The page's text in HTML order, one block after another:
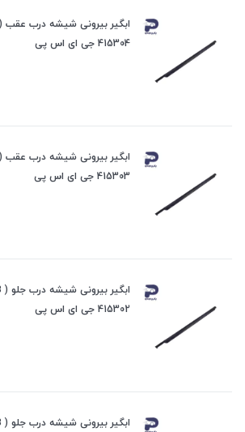
415304 جی ای اس پی
415303 جی ای اس پی
415302 جی ای اس پی